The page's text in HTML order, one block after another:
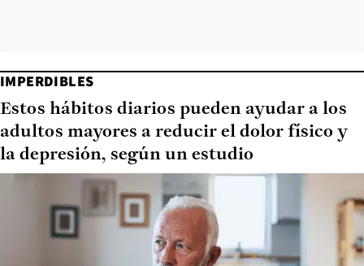
IMPERDIBLES
Estos hábitos diarios pueden ayudar a los
adultos mayores a reducir el dolor físico y
la depresión, según un estudio